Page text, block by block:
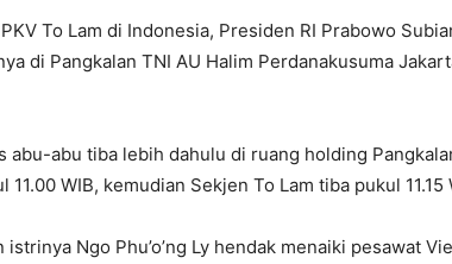
To Lam di Indonesia, Presiden RI Prabowo
di Pangkalan TNI AU Halim Perdanakusuma
abu-abu tiba lebih dahulu di ruang holding
WIB, kemudian Sekjen To Lam tiba pukul 11.15
Ngo Phu’o’ng Ly hendak menaiki pesawat